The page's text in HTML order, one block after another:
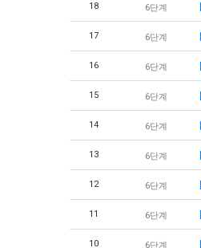
18 6단계
17 6단계
16 6단계
15 6단계
14 6단계
13 6단계
12 6단계
11 6단계
10 6단계